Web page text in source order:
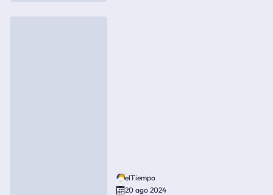
elTiempo
20 ago 2024